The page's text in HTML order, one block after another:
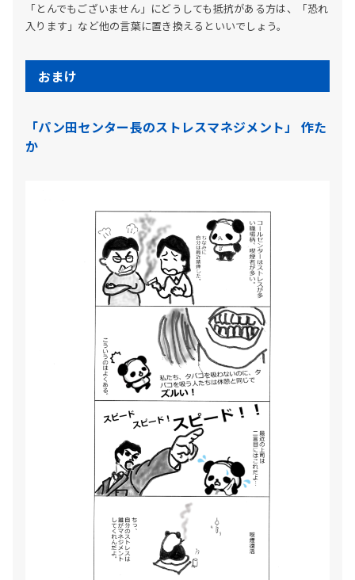
「とんでもございません」にどうしても抵抗がある方は、「恐れ
入ります」など他の言葉に置き換えるといいでしょう。
おまけ
「パン田センター長のストレスマネジメント」 作た
か